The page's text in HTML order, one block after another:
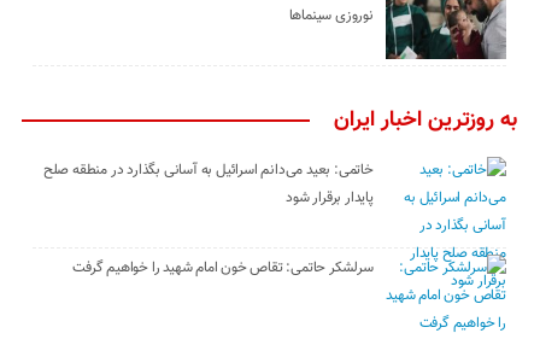
نوروزی سینماها
به روزترین اخبار ایران
خاتمی: بعید می‌دانم اسرائیل به آسانی بگذارد در منطقه صلح
پایدار برقرار شود
سرلشکر حاتمی: تقاص خون امام شهید را خواهیم گرفت